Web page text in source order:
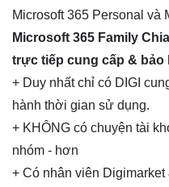
Microsoft 365 Personal và
Microsoft 365 Family
trực tiếp cung cấp & bảo
+ Duy nhất chỉ có DIGI
hành thời gian sử dụng.
+ KHÔNG có chuyện tài
nhóm - hơn
+ Có nhân viên